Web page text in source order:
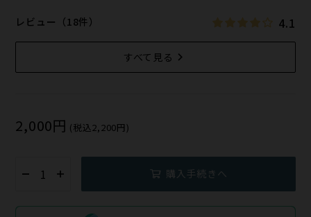
レビュー（18件） 4.1
すべて見る
2,000円 (税込2,200円)
購入手続きへ